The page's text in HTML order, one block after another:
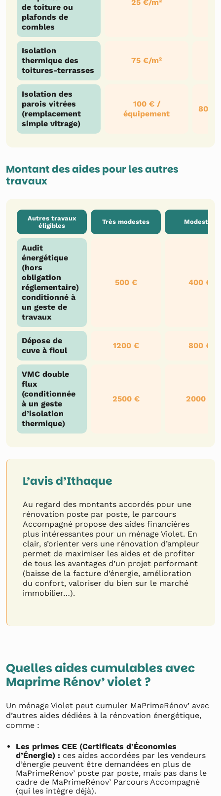
de toiture ou
plafonds de
combles
25 €/m²
Isolation
thermique des
toitures-terrasses
75 €/m²
Isolation des
parois vitrées
(remplacement
simple vitrage)
100 € /
équipement
80 €
Montant des aides pour les autres
travaux
Autres travaux
éligibles
Très modestes Modestes
Audit
énergétique
(hors
obligation
réglementaire)
conditionné à
un geste de
travaux
500 € 400 €
Dépose de
cuve à fioul
1200 € 800 €
VMC double
flux
(conditionnée
à un geste
d’isolation
thermique)
2500 € 2000 €
L’avis d’Ithaque
Au regard des montants accordés pour une
rénovation poste par poste, le parcours
Accompagné propose des aides financières
plus intéressantes pour un ménage Violet. En
clair, s’orienter vers une rénovation d’ampleur
permet de maximiser les aides et de profiter
de tous les avantages d’un projet performant
(baisse de la facture d’énergie, amélioration
du confort, valoriser du bien sur le marché
immobilier…).
Quelles aides cumulables avec
Maprime Rénov’ violet ?
Un ménage Violet peut cumuler MaPrimeRénov’ avec
d’autres aides dédiées à la rénovation énergétique,
comme :
Les primes CEE (Certificats d’Économies
d’Énergie) : ces aides accordées par les vendeurs
d’énergie peuvent être demandées en plus de
MaPrimeRénov’ poste par poste, mais pas dans le
cadre de MaPrimeRénov’ Parcours Accompagné
(qui les intègre déjà).